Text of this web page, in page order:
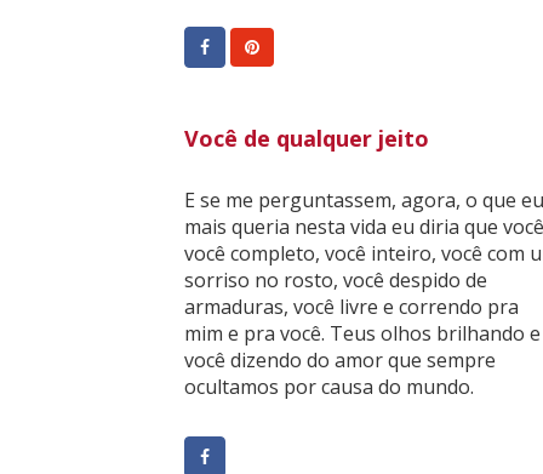
Você de qualquer jeito
E se me perguntassem, agora, o que eu
mais queria nesta vida eu diria que
você completo, você inteiro, você com
sorriso no rosto, você despido de
armaduras, você livre e correndo pra
mim e pra você. Teus olhos brilhando e
você dizendo do amor que sempre
ocultamos por causa do mundo.